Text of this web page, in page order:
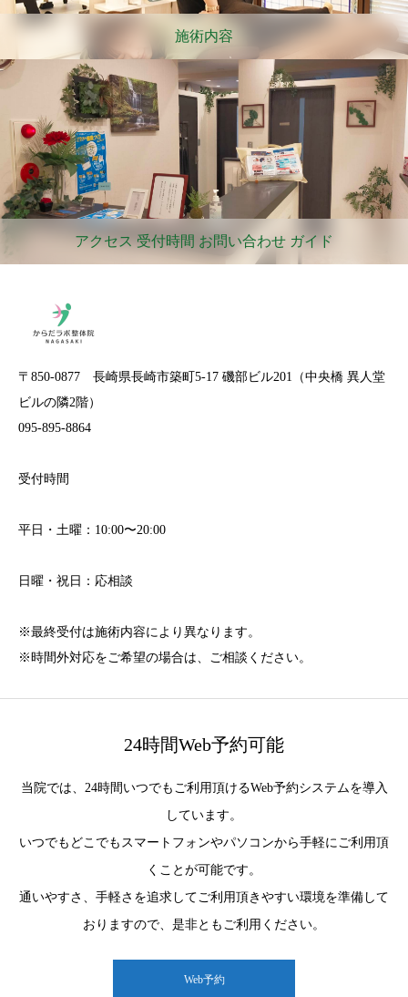
施術内容
アクセス 受付時間 お問い合わせ ガイド
〒850-0877 長崎県長崎市築町5-17 磯部ビル201（中央橋 異人堂
ビルの隣2階）
095-895-8864
受付時間
平日・土曜：10:00〜20:00
日曜・祝日：応相談
※最終受付は施術内容により異なります。
※時間外対応をご希望の場合は、ご相談ください。
24時間Web予約可能
当院では、24時間いつでもご利用頂けるWeb予約システムを導入
しています。
いつでもどこでもスマートフォンやパソコンから手軽にご利用頂
くことが可能です。
通いやすさ、手軽さを追求してご利用頂きやすい環境を準備して
おりますので、是非ともご利用ください。
Web予約